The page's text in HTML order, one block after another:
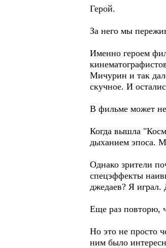
Герой.
За него мы
Именно героем
Мичурин и так
скучное. И
В фильме может не
Когда вышла
дыханием эпоса.
Однако зрители
спецэффекты
джедаев? Я играл.
Еще раз повторю,
Но это не просто
ним было